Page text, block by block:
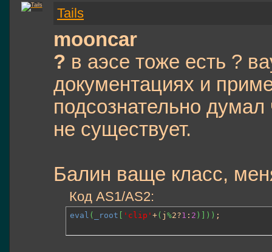
Tails
mooncar
? в аэсе тоже есть ?
документациях и
подсознательно
не существует.
Балин ваще класс,
Код AS1/AS2:
eval ( _root 'clip' +( j %2?1 : 2 ) ) ) ;